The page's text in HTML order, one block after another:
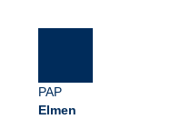
PAP
Elmen